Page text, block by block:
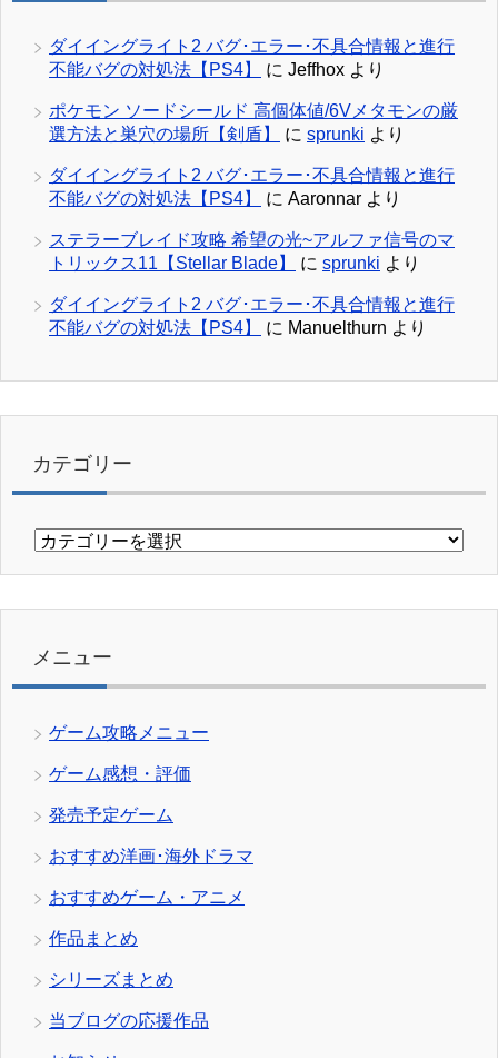
ダイイングライト2 バグ･エラー･不具合情報と進行
不能バグの対処法【PS4】
に Jeffhox より
ポケモン ソードシールド 高個体値/6Vメタモンの厳
選方法と巣穴の場所【剣盾】
に sprunki より
ダイイングライト2 バグ･エラー･不具合情報と進行
不能バグの対処法【PS4】
に Aaronnar より
ステラーブレイド攻略 希望の光~アルファ信号のマ
トリックス11【Stellar Blade】
に sprunki より
ダイイングライト2 バグ･エラー･不具合情報と進行
不能バグの対処法【PS4】
に Manuelthurn より
カテゴリー
カ
リ
メニュー
ゲーム攻略メニュー
ゲーム感想・評価
発売予定ゲーム
おすすめ洋画･海外ドラマ
おすすめゲーム・アニメ
作品まとめ
シリーズまとめ
当ブログの応援作品